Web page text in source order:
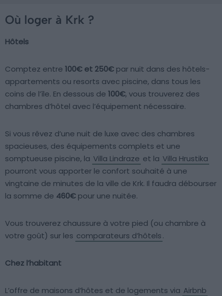
Où loger à Krk ?
Hôtels
Comptez entre 100€ et 250€ par nuit dans des hôtels-
appartements ou resorts avec piscine, dans tous les
coins de l’île. En dessous de 100€, vous trouverez des
chambres d’hôtel avec l’équipement nécessaire.
Si vous rêvez d’une nuit de luxe avec des chambres
spacieuses, des équipements complets et une
somptueuse piscine, la Villa Lindraze et la Villa Hrustika
pourront vous apporter le confort souhaité à une
vingtaine de minutes de la ville de Krk. Il faudra débourser
la somme de 460€ pour une nuitée.
Vous trouverez chaussure à votre pied (ou chambre à
votre goût) sur les comparateurs d’hôtels.
Chez l’habitant
L’offre de maisons d’hôtes et de logements via Airbnb